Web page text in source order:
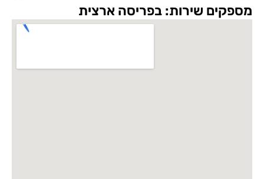
מספקים שירות: בפריסה ארצית